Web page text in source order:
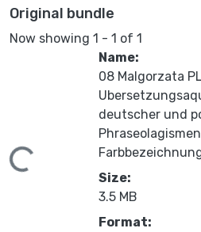
Original bundle
Now showing 1 - 1 of 1
Name:
08 Malgorzata
deutscher und
Size:
3.5 MB
Format: